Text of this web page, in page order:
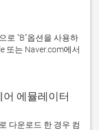
또는 Naver.com에서
에뮬레이터
다운로드 한 경우 컴